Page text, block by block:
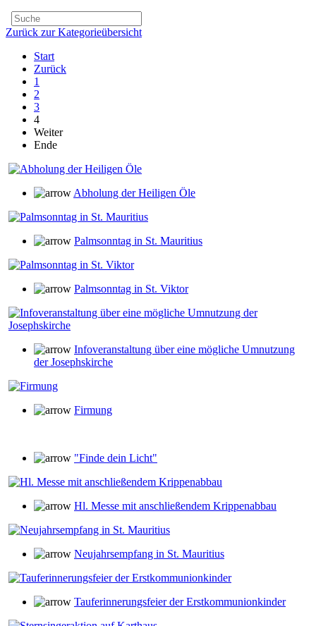
Zurück zur Kategorieübersicht
Start
Zurück
1
2
3
4
Weiter
Ende
Abholung der Heiligen Öle
Palmsonntag in St. Mauritius
Palmsonntag in St. Viktor
Infoveranstaltung über eine mögliche Umnutzung
der Josephskirche
Firmung
"Finde dein Licht"
Hl. Messe mit anschließendem Krippenabbau
Neujahrsempfang in St. Mauritius
Tauferinnerungsfeier der Erstkommunionkinder